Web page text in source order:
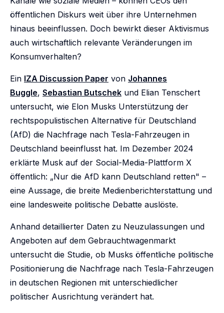
öffentlichen Diskurs weit über ihre Unternehmen
hinaus beeinflussen. Doch bewirkt dieser Aktivismus
auch wirtschaftlich relevante Veränderungen im
Konsumverhalten?
Ein IZA Discussion Paper von Johannes
Buggle, Sebastian Butschek und Elian Tenschert
untersucht, wie Elon Musks Unterstützung der
rechtspopulistischen Alternative für Deutschland
(AfD) die Nachfrage nach Tesla-Fahrzeugen in
Deutschland beeinflusst hat. Im Dezember 2024
erklärte Musk auf der Social-Media-Plattform X
öffentlich: „Nur die AfD kann Deutschland retten" –
eine Aussage, die breite Medienberichterstattung und
eine landesweite politische Debatte auslöste.
Anhand detaillierter Daten zu Neuzulassungen und
Angeboten auf dem Gebrauchtwagenmarkt
untersucht die Studie, ob Musks öffentliche politische
Positionierung die Nachfrage nach Tesla-Fahrzeugen
in deutschen Regionen mit unterschiedlicher
politischer Ausrichtung verändert hat.